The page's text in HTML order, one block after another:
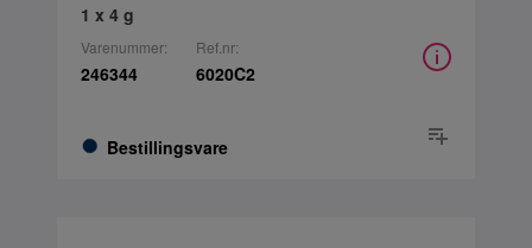
1 x 4 g
Varenummer:
246344
Bestillingsvare
Ref.nr:
6020C2